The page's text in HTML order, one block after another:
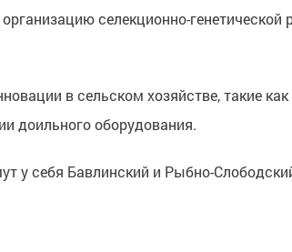
селекционно-генетической
в сельском хозяйстве, такие как
доильного оборудования.
у себя Бавлинский и Рыбно-